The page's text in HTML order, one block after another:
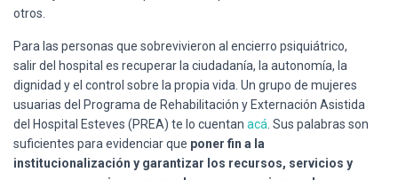
otros.
Para las personas que sobrevivieron al encierro psiquiátrico,
salir del hospital es recuperar la ciudadanía, la autonomía, la
dignidad y el control sobre la propia vida. Un grupo de mujeres
usuarias del Programa de Rehabilitación y Externación Asistida
del Hospital Esteves (PREA) te lo cuentan acá . Sus palabras son
suficientes para evidenciar que poner fin a la
institucionalización y garantizar los recursos, servicios y